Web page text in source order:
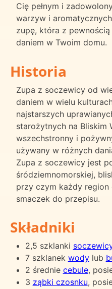
Cię pełnym i
warzyw i
zupę, która z
daniem w Twoim domu.
Historia
Zupa z soczewicy od
daniem w wielu
najstarszych
starożytnych na Bliskim
wszechstronny i
używany w różnych
Zupa z soczewicy jest
śródziemnomorskiej,
przy czym każdy region
smaczek do przepisu.
Składniki
2,5 szklanki
7 szklanek wodylub
2 średnie cebule,
3 ząbki czosnku,